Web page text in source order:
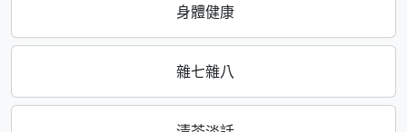
身體健康
雜七雜八